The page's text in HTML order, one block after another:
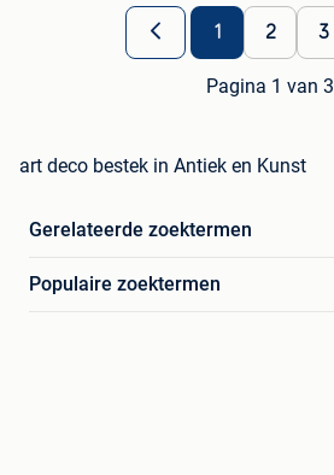
1 2 3
Pagina 1 van 3
art deco bestek in Antiek en Kunst
Gerelateerde zoektermen
Populaire zoektermen